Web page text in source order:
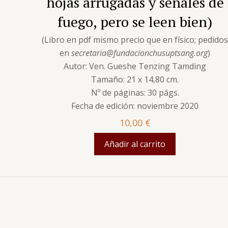
fuego, pero se leen bien)
(Libro en pdf mismo precio que en físico; pedidos
ensecretaria@fundacionchusuptsang.org)
Autor: Ven. Gueshe Tenzing Tamding
Tamaño: 21 x 14,80 cm.
Nº de páginas: 30 págs.
Fecha de edición: noviembre 2020
10,00 €
Añadir al carrito